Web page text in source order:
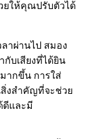
ยให้คุณปรับตัวได้
ลาผ่านไป สมอง
กับเสียงที่ได้ยิน
ากขึ้น การใส่
สิ่งสำคัญที่จะช่วย
ดีและมี